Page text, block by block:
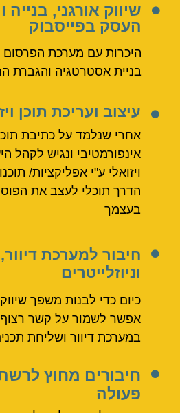
שיווק אורגני,
העסק בפייסבוק
היכרות עם מערכת הפרסום
בניית אסטרטגיה והגברת
עיצוב ועריכת תוכן
אחרי שנלמד על כתיבת תוכן
אינפורמטיבי ונגיש לקהל
ויזואלי ע"י אפליקציות/
הדרך תוכלי לעצב את
בעצמך
חיבור למערכת
וניוזלייטרים
כיום כדי לבנות משפך
אפשר לשמור על קשר
במערכת דיוור ושליחת
חיבורים מחוץ
פעולה